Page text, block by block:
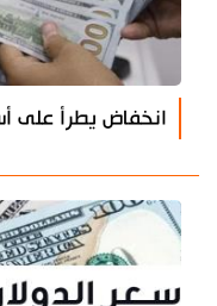
انخفاض يطرأ على